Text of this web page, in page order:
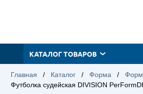
КАТАЛОГ ТОВАРОВ
Главная / Каталог / Форма /
Футболка судейская DIVISION